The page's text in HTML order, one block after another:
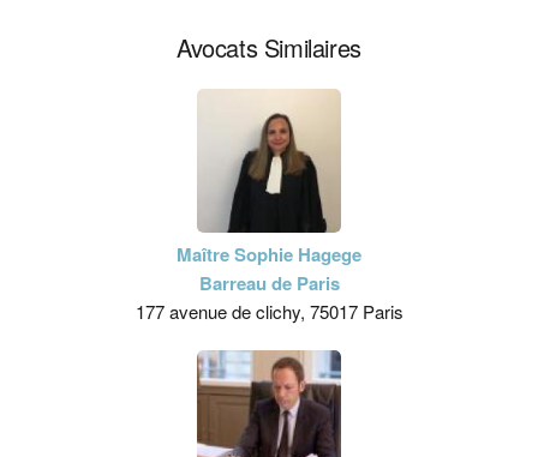
Avocats Similaires
Maître Sophie Hagege
Barreau de Paris
177 avenue de clichy, 75017 Paris